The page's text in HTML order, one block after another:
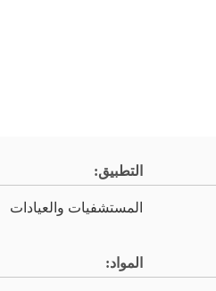
التطبيق:
المستشفيات والعيادات
المواد: